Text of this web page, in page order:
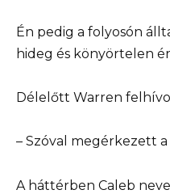
Én pedig a folyosón
hideg és könyörtelen
Délelőtt Warren
– Szóval megérkezett
A háttérben Caleb